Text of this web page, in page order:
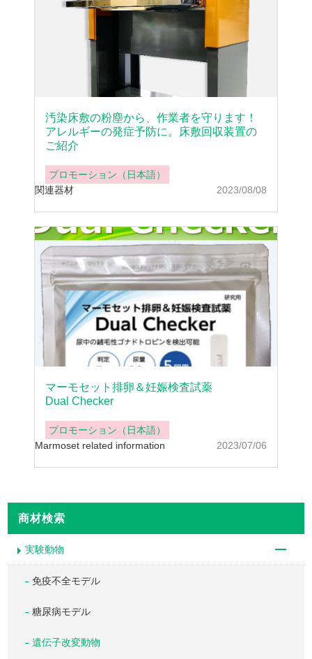
2023/08/08
汚染床敷の粉塵から、作業者を守ります！
アレルギーの発症予防に。床敷回収装置の
ご紹介
プロモーション（日本語）
関連器材
2023/07/06
マーモセット排卵＆妊娠検査試薬
Dual Checker
プロモーション（日本語）
Marmoset related information
商材検索
実験動物
免疫不全モデル
糖尿病モデル
遺伝子改変動物